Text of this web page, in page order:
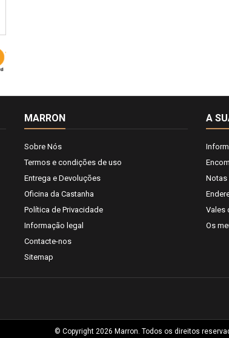
MARRON
Sobre Nós
Termos e condições de uso
Entrega e Devoluções
Oficina da Castanha
Política de Privacidade
Informação legal
Contacte-nos
Sitemap
A
Notas
Vales
Os
© Copyright 2026 Marron. Todos os direitos